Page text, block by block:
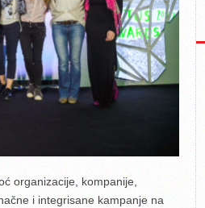
organizacije, kompanije,
i integrisane kampanje na